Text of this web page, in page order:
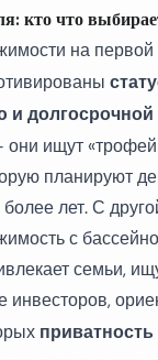
кто что
на первой
и долгосрочной
они ищут
планируют
лет. С
с
семьи,
инвесторов,